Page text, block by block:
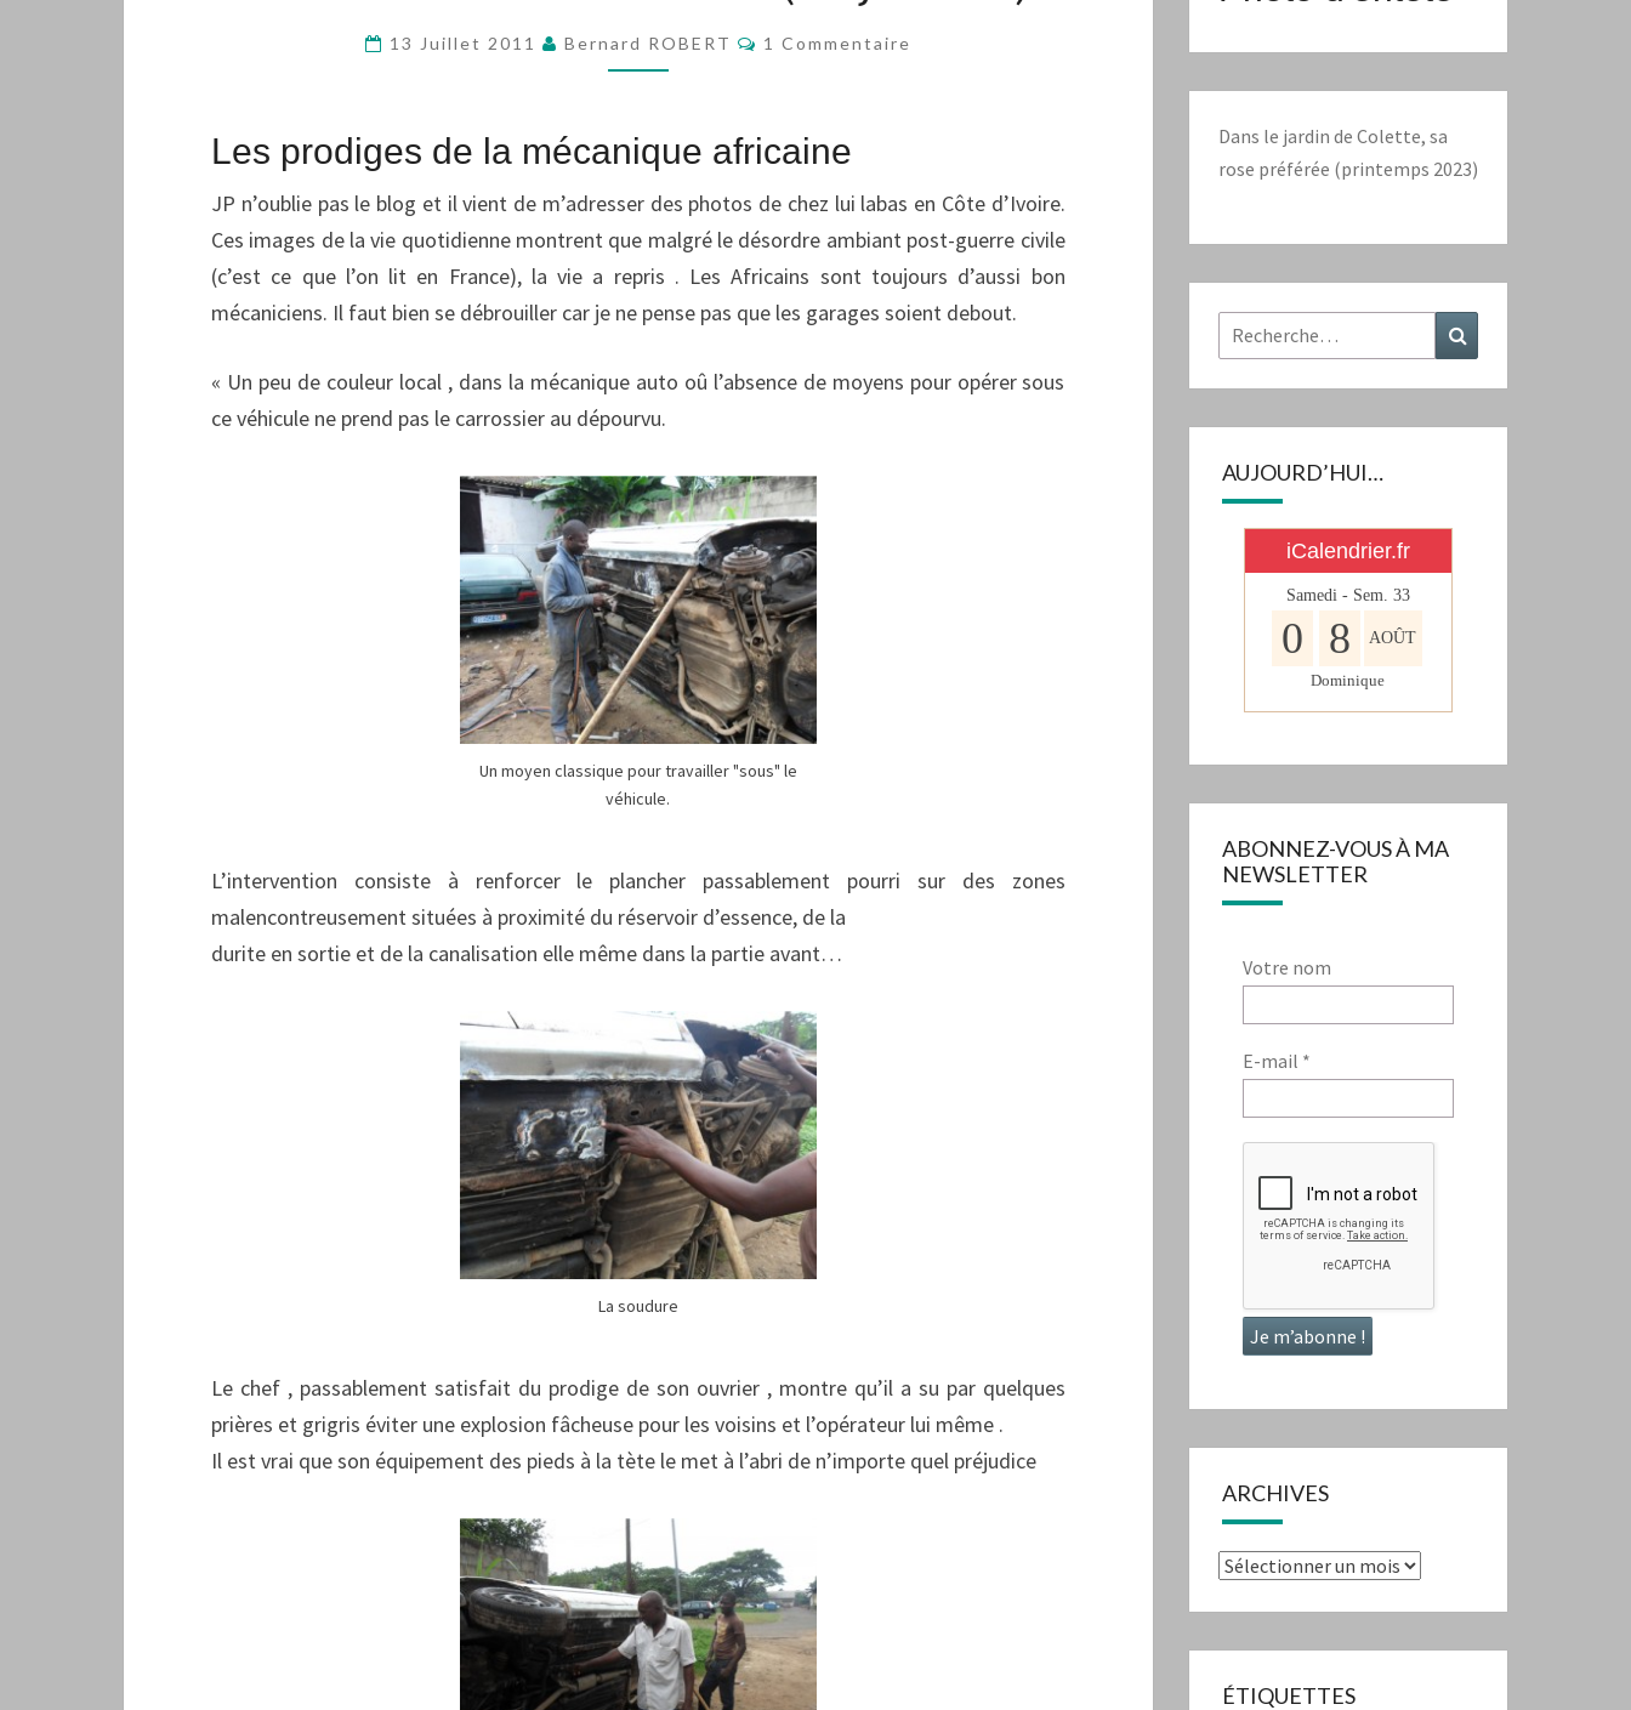
JUILLET)
13 Juillet 2011 Bernard ROBERT Commentaires
1 Commentaire
Les prodiges de la mécanique africaine
JP n’oublie pas le blog et il vient de m’adresser des photos de chez lui labas en Côte d’Ivoire.
Ces images de la vie quotidienne montrent que malgré le désordre ambiant post-guerre civile
(c’est ce que l’on lit en France), la vie a repris . Les Africains sont toujours d’aussi bon
mécaniciens. Il faut bien se débrouiller car je ne pense pas que les garages soient debout.
« Un peu de couleur local , dans la mécanique auto oû l’absence de moyens pour opérer sous
ce véhicule ne prend pas le carrossier au dépourvu.
Un moyen classique pour travailler "sous" le
véhicule.
L’intervention consiste à renforcer le plancher passablement pourri sur des zones
malencontreusement situées à proximité du réservoir d’essence, de la
durite en sortie et de la canalisation elle même dans la partie avant…
La soudure
Le chef , passablement satisfait du prodige de son ouvrier , montre qu’il a su par quelques
prières et grigris éviter une explosion fâcheuse pour les voisins et l’opérateur lui même .
Il est vrai que son équipement des pieds à la tète le met à l’abri de n’importe quel préjudice
Dans le jardin de Colette, sa
rose préférée (printemps 2023)
Rechercher :
AUJOURD’HUI…
iCalendrier.fr
Samedi - Sem. 33
0 8 AOÛT
Dominique
ABONNEZ-VOUS À MA
NEWSLETTER
Votre nom
E-mail *
ARCHIVES
Archives
ÉTIQUETTES